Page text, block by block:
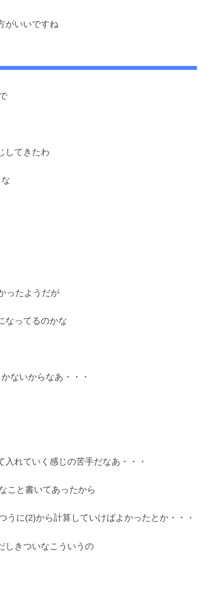
がいいですね
してきたわ
ったようだが
なってるのかな
ないからなあ・・・
れていく感じの苦手だなあ・・・
こと書いてあったから
に(2)から計算していけばよかったとか・・・
しきついなこういうの